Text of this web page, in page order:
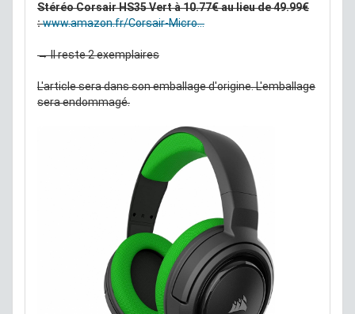
Stéréo Corsair HS35 Vert à 10.77€ au lieu de 49.99€
:www.amazon.fr/Corsair-Micro...
→ Il reste 2 exemplaires
L'article sera dans son emballage d'origine. L'emballage
sera endommagé.